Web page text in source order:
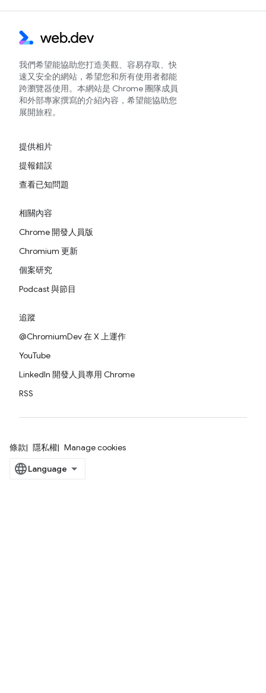
我們希望能協助您打造美觀、容易存取、快
速又安全的網站，希望您和所有使用者都能
跨瀏覽器使用。本網站是 Chrome 團隊成員
和外部專家撰寫的介紹內容，希望能協助您
展開旅程。
提供相片
提報錯誤
查看已知問題
相關內容
Chrome 開發人員版
Chromium 更新
個案研究
Podcast 與節目
追蹤
@ChromiumDev 在 X 上運作
YouTube
LinkedIn 開發人員專用 Chrome
RSS
條款 隱私權 Manage cookies